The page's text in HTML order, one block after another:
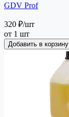
GDV Prof
320 ₽/шт
от 1 шт
Добавить в корзину